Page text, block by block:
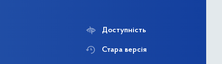
Доступність
Стара версія